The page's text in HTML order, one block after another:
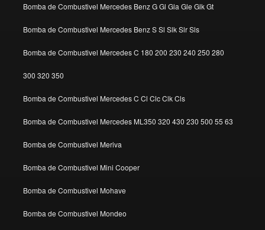
Bomba de Combustivel Mercedes Benz G Gl Gla Gle Glk Gt
Bomba de Combustivel Mercedes Benz S Sl Slk Slr Sls
Bomba de Combustivel Mercedes C 180 200 230 240 250 280
300 320 350
Bomba de Combustivel Mercedes C Cl Clc Clk Cls
Bomba de Combustivel Mercedes ML350 320 430 230 500 55 63
Bomba de Combustivel Meriva
Bomba de Combustivel Mini Cooper
Bomba de Combustivel Mohave
Bomba de Combustivel Mondeo